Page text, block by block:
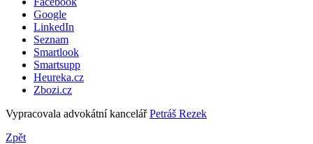
Google
LinkedIn
Seznam
Smartlook
Smartsupp
Heureka.cz
Zbozi.cz
Vypracovala advokátní kancelářPetráš Rezek
Zpět